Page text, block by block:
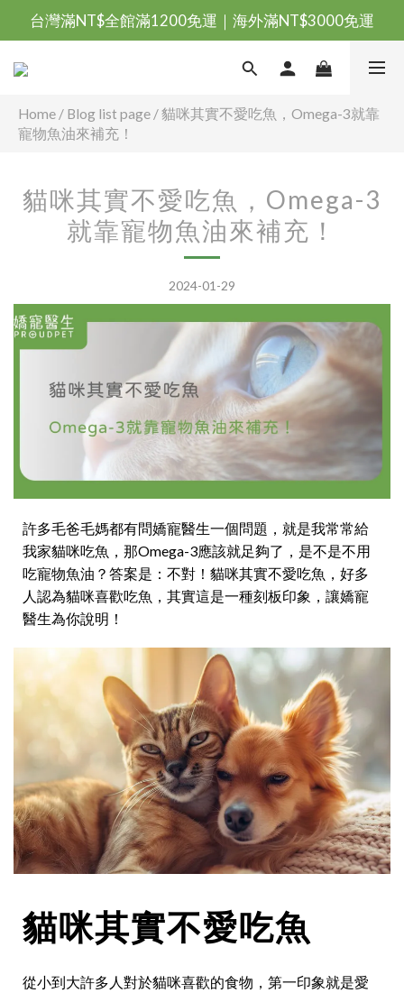
台灣滿NT$全館滿1200免運｜海外滿NT$3000免運
會員優惠專區由此進
台灣滿NT$全館滿1200免運｜海外滿NT$3000免運
Home / Blog list page /貓咪其實不愛吃魚，Omega-3就靠
寵物魚油來補充！
貓咪其實不愛吃魚，Omega-3
就靠寵物魚油來補充！
2024-01-29
許多毛爸毛媽都有問嬌寵醫生一個問題，就是我常常給
我家貓咪吃魚，那Omega-3應該就足夠了，是不是不用
吃寵物魚油？答案是：不對！貓咪其實不愛吃魚，好多
人認為貓咪喜歡吃魚，其實這是一種刻板印象，讓嬌寵
醫生為你說明！
貓咪其實不愛吃魚
從小到大許多人對於貓咪喜歡的食物，第一印象就是愛